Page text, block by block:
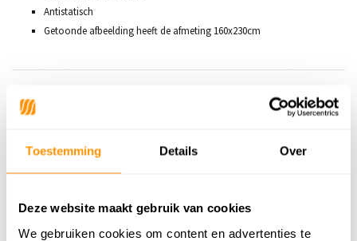
Toestemming Details Over
Deze website maakt gebruik van cookies
We gebruiken cookies om content en advertenties te
69,95
Buy now, pay later
Antistatisch
Getoonde afbeelding heeft de afmeting 160x230cm